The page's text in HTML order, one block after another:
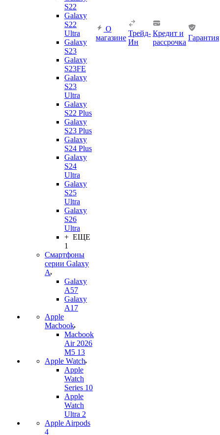
S22
Galaxy
S22
Ultra
Galaxy
S23
Galaxy
S23FE
Galaxy
S23
Ultra
Galaxy
S22 Plus
Galaxy
S23 Plus
Galaxy
S24 Plus
Galaxy
S24
Ultra
Galaxy
S25
Ultra
Galaxy
S26
Ultra
+ ЕЩЕ
1
Смартфоны
серии Galaxy
A
Galaxy
A57
Galaxy
A17
Apple
Macbook
Macbook
Air 2026
M5 13
Apple Watch
Apple
Watch
Series 10
Apple
Watch
Ultra 2
Apple Airpods
4
О
магазине
Трейд-
Ин
Кредит и
рассрочка
Гарантия